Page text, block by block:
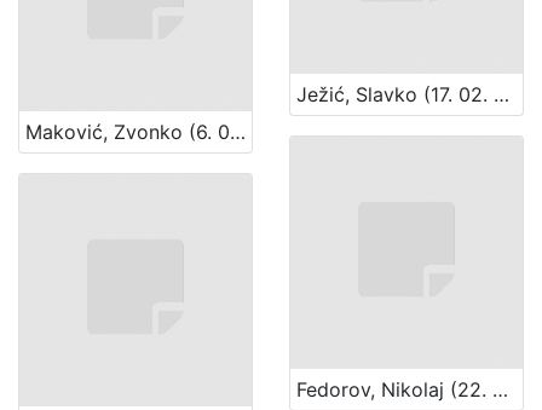
Maković, Zvonko (6. 02. 1947.)
Ježić, Slavko (17. 02. 1895. – 5. 05. 1969.)
Fedorov, Nikolaj (22. 01.1892. – 1970?)